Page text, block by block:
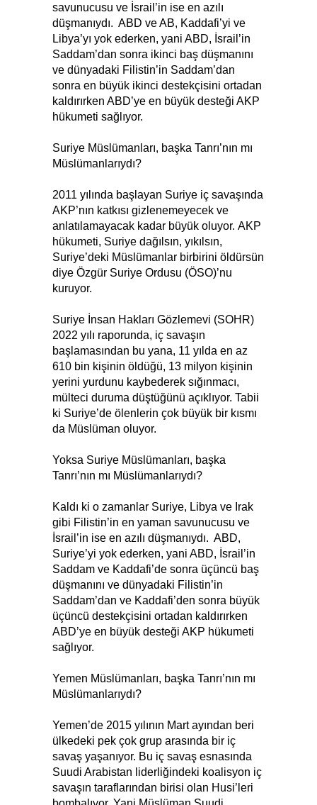
savunucusu ve İsrail’in ise en azılı
düşmanıydı. ABD ve AB, Kaddafi’yi ve
Libya’yı yok ederken, yani ABD, İsrail’in
Saddam’dan sonra ikinci baş düşmanını
ve dünyadaki Filistin’in Saddam’dan
sonra en büyük ikinci destekçisini ortadan
kaldırırken ABD’ye en büyük desteği AKP
hükumeti sağlıyor.
Suriye Müslümanları, başka Tanrı’nın mı
Müslümanlarıydı?
2011 yılında başlayan Suriye iç savaşında
AKP’nın katkısı gizlenemeyecek ve
anlatılamayacak kadar büyük oluyor. AKP
hükumeti, Suriye dağılsın, yıkılsın,
Suriye’deki Müslümanlar birbirini öldürsün
diye Özgür Suriye Ordusu (ÖSO)’nu
kuruyor.
Suriye İnsan Hakları Gözlemevi (SOHR)
2022 yılı raporunda, iç savaşın
başlamasından bu yana, 11 yılda en az
610 bin kişinin öldüğü, 13 milyon kişinin
yerini yurdunu kaybederek sığınmacı,
mülteci duruma düştüğünü açıklıyor. Tabii
ki Suriye’de ölenlerin çok büyük bir kısmı
da Müslüman oluyor.
Yoksa Suriye Müslümanları, başka
Tanrı’nın mı Müslümanlarıydı?
Kaldı ki o zamanlar Suriye, Libya ve Irak
gibi Filistin’in en yaman savunucusu ve
İsrail’in ise en azılı düşmanıydı. ABD,
Suriye’yi yok ederken, yani ABD, İsrail’in
Saddam ve Kaddafi’de sonra üçüncü baş
düşmanını ve dünyadaki Filistin’in
Saddam’dan ve Kaddafi’den sonra büyük
üçüncü destekçisini ortadan kaldırırken
ABD’ye en büyük desteği AKP hükumeti
sağlıyor.
Yemen Müslümanları, başka Tanrı’nın mı
Müslümanlarıydı?
Yemen’de 2015 yılının Mart ayından beri
ülkedeki pek çok grup arasında bir iç
savaş yaşanıyor. Bu iç savaş esnasında
Suudi Arabistan liderliğindeki koalisyon iç
savaşın taraflarından birisi olan Husi’leri